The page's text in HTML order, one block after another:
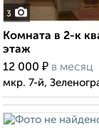
3
Комната в 2-к
этаж
12 000 ₽ в месяц
мкр. 7-й,